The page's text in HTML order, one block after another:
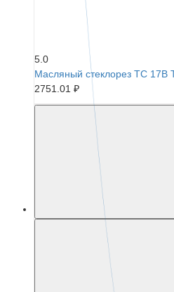
5.0
Масляный стеклорез TC 17B
2751.01 ₽